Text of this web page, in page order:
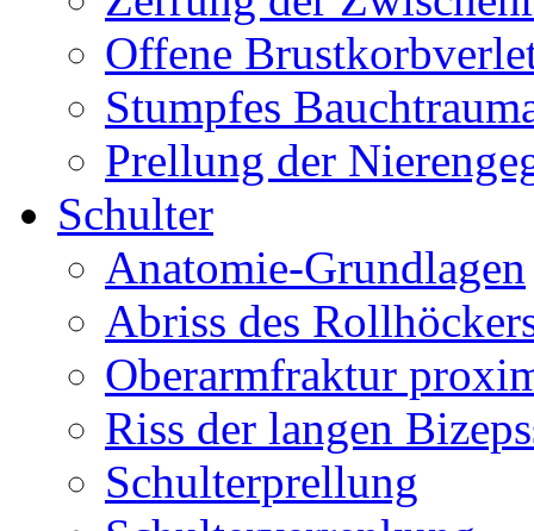
Offene
Stumpfes
Prellung der
Schulter
Anatomie-Grundlagen
Abriss des
Oberarmfraktur
Riss der langen
Schulterprellung